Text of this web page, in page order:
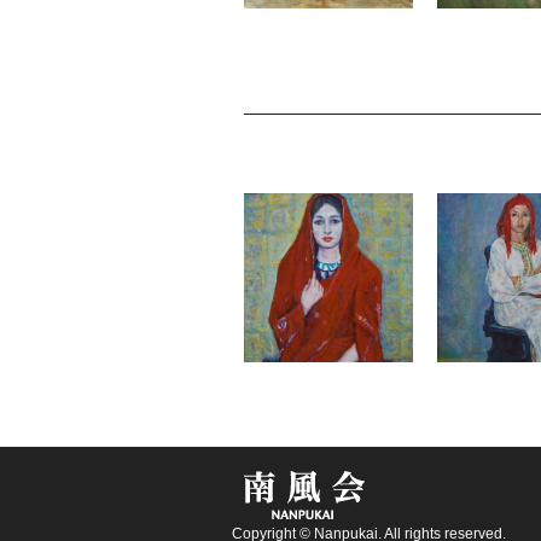
Copyright © Nanpukai. All rights reserved.